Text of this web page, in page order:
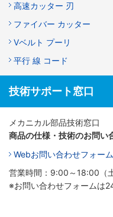
高速カッター 刃
ファイバー カッター
Vベルト プーリ
平行 線 コード
技術サポート窓口
メカニカル部品技術窓口
商品の仕様・技術のお問い
Webお問い合わせフォーム
営業時間：9:00～18:00（
※お問い合わせフォームは